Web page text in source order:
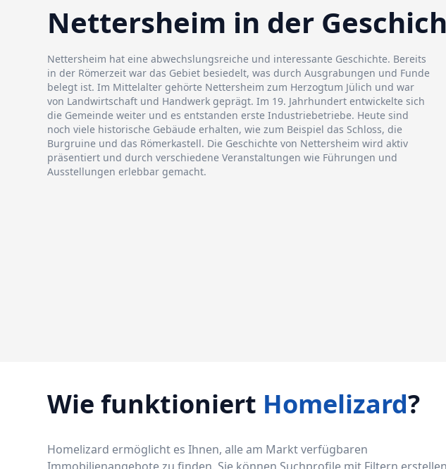
Nettersheim in der
Nettersheim hat eine abwechslungsreiche und interessante Geschichte. Bereits
in der Römerzeit war das Gebiet besiedelt, was durch Ausgrabungen und Funde
belegt ist. Im Mittelalter gehörte Nettersheim zum Herzogtum Jülich und war
von Landwirtschaft und Handwerk geprägt. Im 19. Jahrhundert entwickelte sich
die Gemeinde weiter und es entstanden erste Industriebetriebe. Heute sind
noch viele historische Gebäude erhalten, wie zum Beispiel das Schloss, die
Burgruine und das Römerkastell. Die Geschichte von Nettersheim wird aktiv
präsentiert und durch verschiedene Veranstaltungen wie Führungen und
Ausstellungen erlebbar gemacht.
Wie funktioniert Homelizard?
Homelizard ermöglicht es Ihnen, alle am Markt verfügbaren